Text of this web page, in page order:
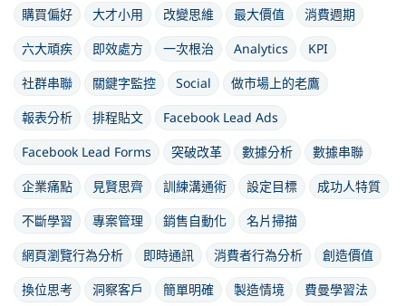
購買偏好
大才小用 改變思維 最大價值
消費週期
六大頑疾
即效處方 一次根治 Analytics
KPI
社群串聯
關鍵字監控 Social
做市場上的老鷹
報表分析
排程貼文
Facebook Lead Ads
Facebook Lead Forms
突破改革 數據分析
數據串聯
企業痛點
見賢思齊 訓練溝通術 設定目標
成功人特質
不斷學習
專案管理 銷售自動化
名片掃描
網頁瀏覽行為分析
即時通訊 消費者行為分析
創造價值
換位思考
洞察客戶 簡單明確 製造情境
費曼學習法